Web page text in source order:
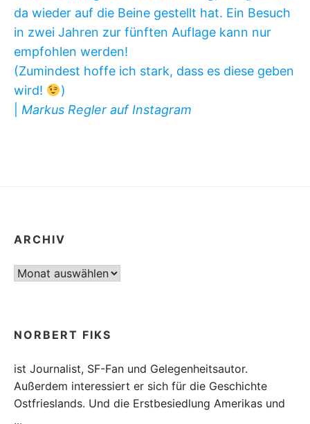
da wieder auf die Beine gestellt hat. Ein Besuch
in zwei Jahren zur fünften Auflage kann nur
empfohlen werden!
(Zumindest hoffe ich stark, dass es diese geben
wird!
)
Markus Regler auf Instagram
ARCHIV
Archiv
NORBERT FIKS
ist Journalist, SF-Fan und Gelegenheitsautor.
Außerdem interessiert er sich für die Geschichte
Ostfrieslands. Und die Erstbesiedlung Amerikas und
...